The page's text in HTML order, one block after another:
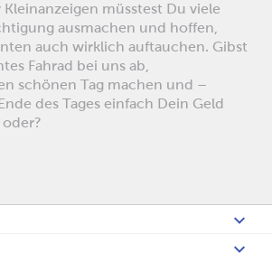
müsstest Du viele
ausmachen und hoffen,
auch wirklich auftauchen. Gibst
Fahrad bei uns ab,
schönen Tag machen und –
des Tages einfach Dein Geld